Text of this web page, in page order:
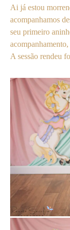
Ai já estou
acompanhamos
seu primeiro
A sessão rendeu